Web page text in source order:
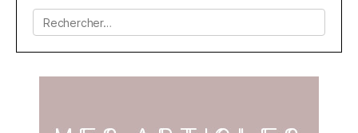
Rechercher :